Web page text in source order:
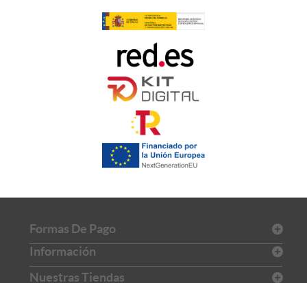
Formas De Pago
Información
Nuestras Tiendas